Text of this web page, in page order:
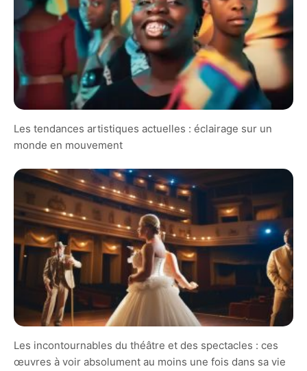
Les tendances artistiques actuelles : éclairage sur un
monde en mouvement
Les incontournables du théâtre et des spectacles : ces
œuvres à voir absolument au moins une fois dans sa vie